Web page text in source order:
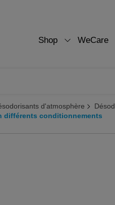
Shop WeCare
d'atmosphère
différents conditionnements